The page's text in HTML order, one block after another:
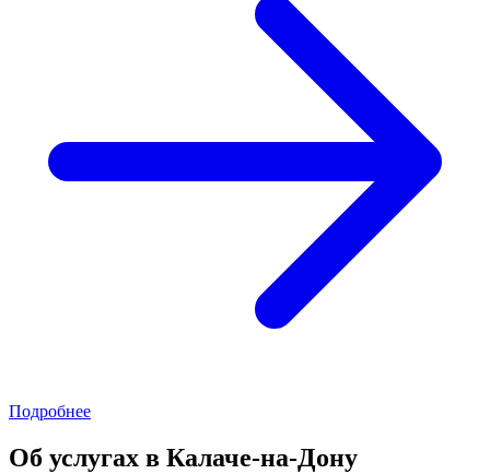
Подробнее
Об услугах в Калаче-на-Дону